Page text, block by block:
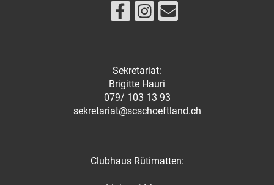
Sekretariat:
Brigitte Hauri
079/ 103 13 93
sekretariat@scschoeftland.ch
Clubhaus Rütimatten: